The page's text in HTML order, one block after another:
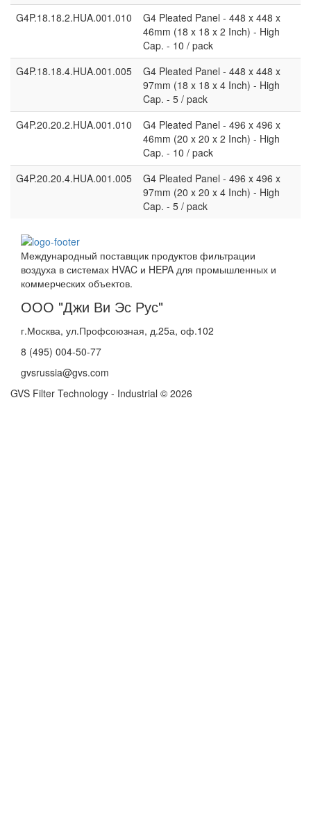
G4P.18.18.2.HUA.001.010
G4 Pleated Panel - 448 x 448 x
46mm (18 x 18 x 2 Inch) - High
Cap. - 10 / pack
G4P.18.18.4.HUA.001.005
G4 Pleated Panel - 448 x 448 x
97mm (18 x 18 x 4 Inch) - High
Cap. - 5 / pack
G4P.20.20.2.HUA.001.010
G4 Pleated Panel - 496 x 496 x
46mm (20 x 20 x 2 Inch) - High
Cap. - 10 / pack
G4P.20.20.4.HUA.001.005
G4 Pleated Panel - 496 x 496 x
97mm (20 x 20 x 4 Inch) - High
Cap. - 5 / pack
Международный поставщик продуктов фильтрации
воздуха в системах HVAC и HEPA для промышленных и
коммерческих объектов.
ООО "Джи Ви Эс Рус"
г.Москва, ул.Профсоюзная, д.25а, оф.102
8 (495) 004-50-77
gvsrussia@gvs.com
GVS Filter Technology - Industrial © 2026